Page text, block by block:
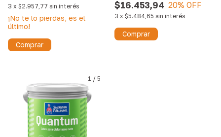
3 x $2.957,77 sin interés
¡No te lo pierdas, es el
último!
Comprar
$16.453,94 20% OFF
3 x $5.484,65 sin interés
Comprar
1 / 5